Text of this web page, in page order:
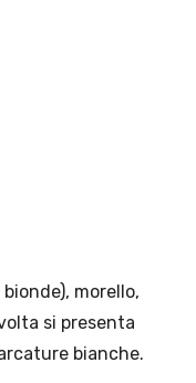
morello,
si presenta
bianche.